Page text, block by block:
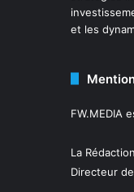
et les
FW.MEDIA
La
Directeur